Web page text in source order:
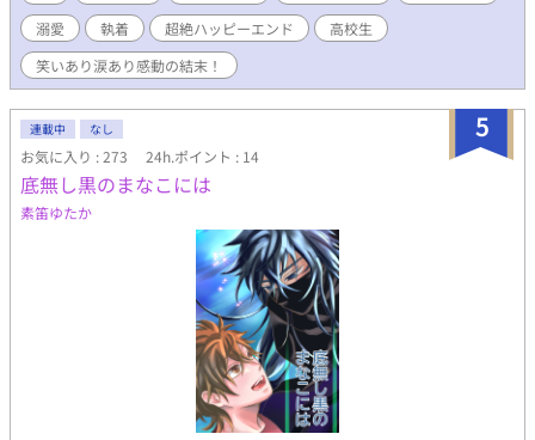
り。「一体、なんだろうこの既視感？どうしてこんなに似てる
の？！どういうこと？！」だけど、乃有は、あることに気がつい
て…？ヒューとノアの世界を超えた純愛の物語。 【※※ＮＬ表現
はありません。ＢＬです！】 完結済みの原作小説は「ばつ森」の
す。 はじめて漫画を描くのでつたないですが、どうぞよろしくお
願いします！
溺愛
執着 超絶ハッピーエンド
高校生
笑いあり涙あり感動の結末！
5
連載中 なし
お気に入り : 273 24h.ポイント : 14
底無し黒のまなこには
素笛ゆたか